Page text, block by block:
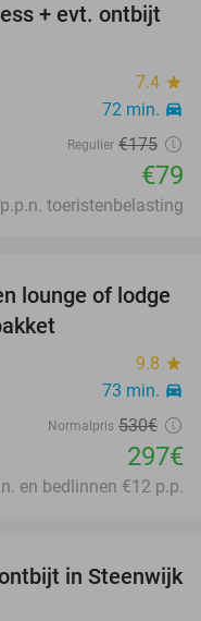
55%
+ evt. ontbijt
7.4 star
72 min. directions_car
Regulier €175
€79
toeristenbelasting
44%
lounge of lodge
9.8 star
73 min. directions_car
Normalpris 530€
297€
en bedlinnen €12 p.p.
27%
in Steenwijk